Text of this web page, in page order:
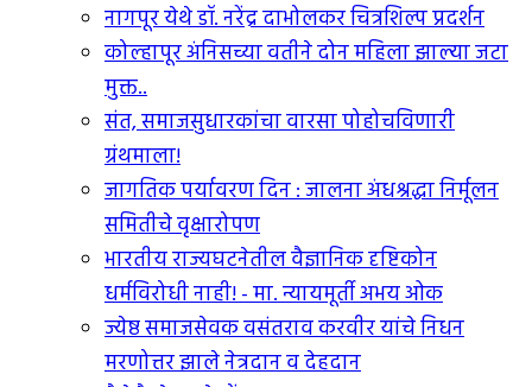
नागपूर येथे डॉ. नरेंद्र दाभोलकर चित्रशिल्प प्रदर्शन
कोल्हापूर अंनिसच्या वतीने दोन महिला झाल्या जटा
मुक्त..
संत, समाजसुधारकांचा वारसा पोहोचविणारी
ग्रंथमाला!
जागतिक पर्यावरण दिन : जालना अंधश्रद्धा निर्मूलन
समितीचे वृक्षारोपण
भारतीय राज्यघटनेतील वैज्ञानिक दृष्टिकोन
धर्मविरोधी नाही! - मा. न्यायमूर्ती अभय ओक
ज्येष्ठ समाजसेवक वसंतराव करवीर यांचे निधन
मरणोत्तर झाले नेत्रदान व देहदान